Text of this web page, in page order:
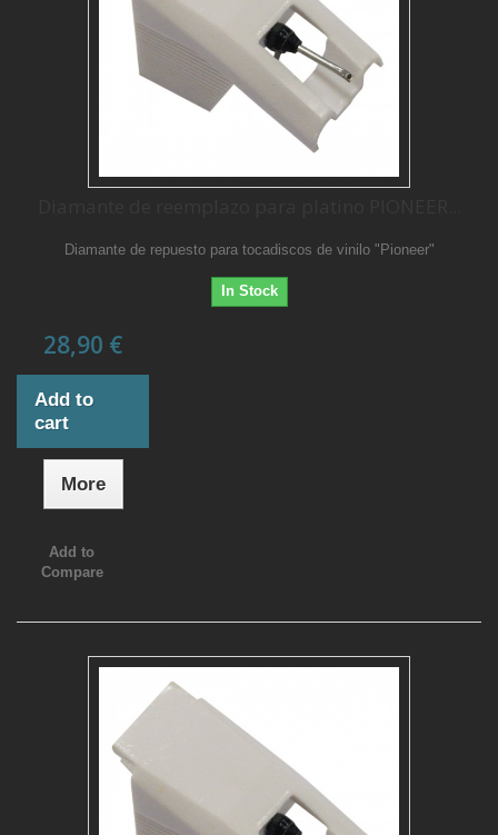
Diamante de repuesto para tocadiscos de vinilo "Pioneer"
In Stock
28,90 €
Add to
cart
More
Add to
Compare